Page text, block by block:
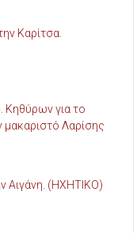
Καρίτσα.
Κηθύρων για το
μακαριστό Λαρίσης
Αιγάνη. (ΗΧΗΤΙΚΟ)